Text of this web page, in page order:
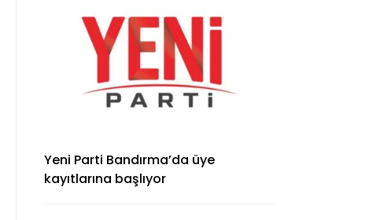
Yeni Parti Bandırma’da üye
kayıtlarına başlıyor